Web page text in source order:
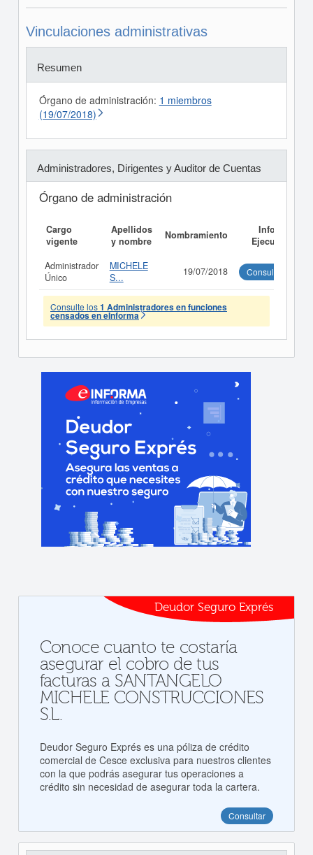
Vinculaciones administrativas
Resumen
Órgano de administración: 1 miembros
(19/07/2018)
Administradores, Dirigentes y Auditor de Cuentas
Órgano de administración
Cargo
vigente
Apellidos
y nombre
Nombramiento
Informe
Ejecutivo
Administrador
Único
MICHELE
S...
19/07/2018 Consultar
Consulte los1 Administradores en funciones
censados en eInforma
Deudor Seguro Exprés
Conoce cuanto te costaría
asegurar el cobro de tus
facturas a SANTANGELO
MICHELE CONSTRUCCIONES
S.L.
Deudor Seguro Exprés es una póliza de crédito
comercial de Cesce exclusiva para nuestros clientes
con la que podrás asegurar tus operaciones a
crédito sin necesidad de asegurar toda la cartera.
Consultar